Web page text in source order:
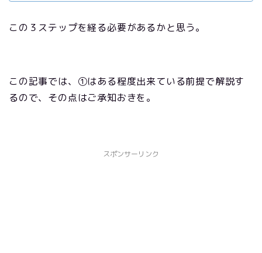
この３ステップを経る必要があるかと思う。
この記事では、①はある程度出来ている前提で解説す
るので、その点はご承知おきを。
スポンサーリンク